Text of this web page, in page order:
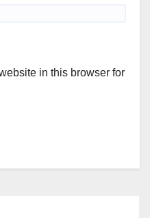
in this browser for